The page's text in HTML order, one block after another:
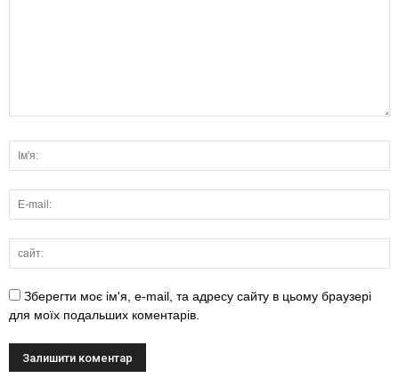
Зберегти моє ім'я, e-mail, та адресу сайту в цьому браузері
для моїх подальших коментарів.